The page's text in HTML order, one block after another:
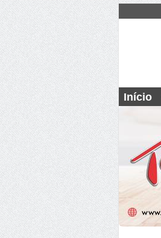
Início